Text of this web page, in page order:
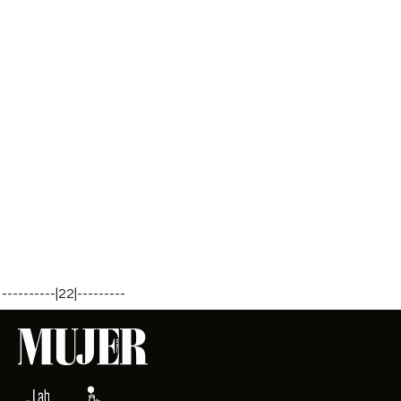
----------|22|---------